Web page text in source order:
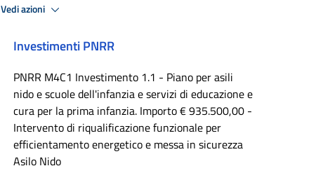
Vedi azioni
Investimenti PNRR
PNRR M4C1 Investimento 1.1 - Piano per asili
nido e scuole dell'infanzia e servizi di educazione e
cura per la prima infanzia. Importo € 935.500,00 -
Intervento di riqualificazione funzionale per
efficientamento energetico e messa in sicurezza
Asilo Nido